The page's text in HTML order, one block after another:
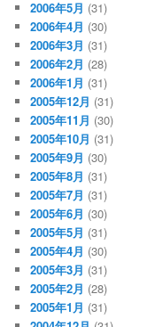
2006年5月 (31)
2006年4月 (30)
2006年3月 (31)
2006年2月 (28)
2006年1月 (31)
2005年12月 (31)
2005年11月 (30)
2005年10月 (31)
2005年9月 (30)
2005年8月 (31)
2005年7月 (31)
2005年6月 (30)
2005年5月 (31)
2005年4月 (30)
2005年3月 (31)
2005年2月 (28)
2005年1月 (31)